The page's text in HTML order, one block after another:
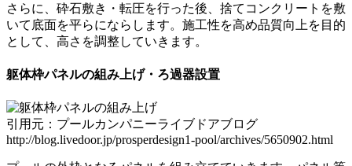
さらに、砕石敷き・転圧を行った後、捨てコンクリートを敷
いて底面を平らにならします。施工性を高め品質向上を目的
として、高さを調整していきます。
躯体枠パネルの組み上げ・ろ過器設置
引用元：プールカンパニーライブドアブログ
http://blog.livedoor.jp/prosperdesign1-pool/archives/5650902.html